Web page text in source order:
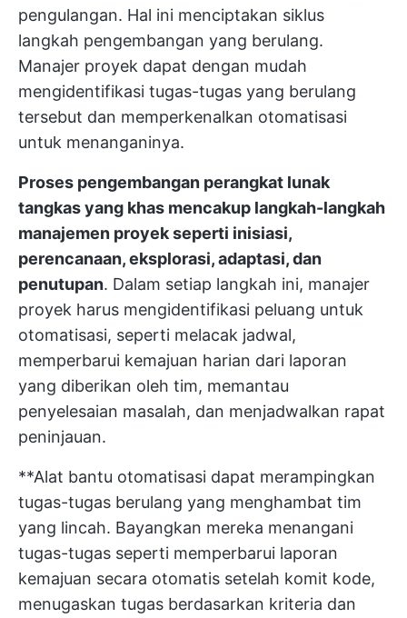
pengulangan. Hal ini menciptakan siklus
langkah pengembangan yang berulang.
Manajer proyek dapat dengan mudah
mengidentifikasi tugas-tugas yang berulang
tersebut dan memperkenalkan otomatisasi
untuk menanganinya.
Proses pengembangan perangkat lunak
tangkas yang khas mencakup langkah-langkah
manajemen proyek seperti inisiasi,
perencanaan, eksplorasi, adaptasi, dan
penutupan. Dalam setiap langkah ini, manajer
proyek harus mengidentifikasi peluang untuk
otomatisasi, seperti melacak jadwal,
memperbarui kemajuan harian dari laporan
yang diberikan oleh tim, memantau
penyelesaian masalah, dan menjadwalkan rapat
peninjauan.
**Alat bantu otomatisasi dapat merampingkan
tugas-tugas berulang yang menghambat tim
yang lincah. Bayangkan mereka menangani
tugas-tugas seperti memperbarui laporan
kemajuan secara otomatis setelah komit kode,
menugaskan tugas berdasarkan kriteria dan